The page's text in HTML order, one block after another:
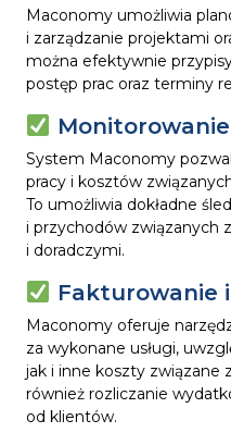
Maconomy umożliwia
i zarządzanie projektami
można efektywnie
postęp prac oraz terminy
System Maconomy
pracy i kosztów
To umożliwia dokładne
i przychodów związanych
i doradczymi.
Fakturowanie
Maconomy oferuje
za wykonane usługi,
jak i inne koszty związane
również rozliczanie
od klientów.